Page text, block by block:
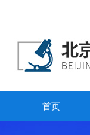
首页